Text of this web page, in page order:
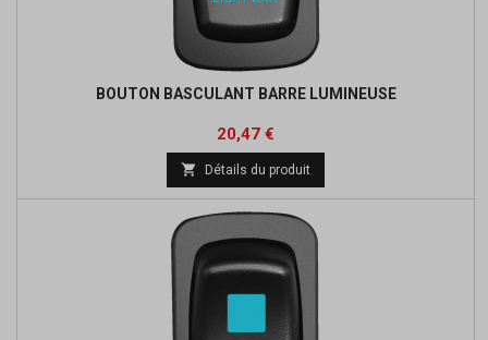
BOUTON BASCULANT BARRE LUMINEUSE
Prix
20,47 €
base
 Détails du produit